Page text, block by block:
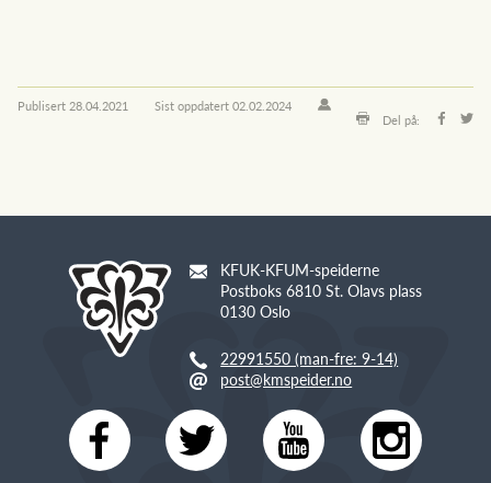
Publisert 28.04.2021 Sist oppdatert02.02.2024
Del på:
KFUK-KFUM-speiderne
Postboks 6810 St. Olavs plass
0130 Oslo
22991550 (man-fre: 9-14)
post@kmspeider.no